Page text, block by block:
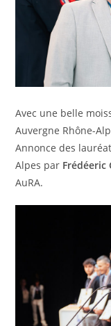
Avec une belle
Auvergne Rhône-
Annonce des
Alpes par Frédéeric
AuRA.